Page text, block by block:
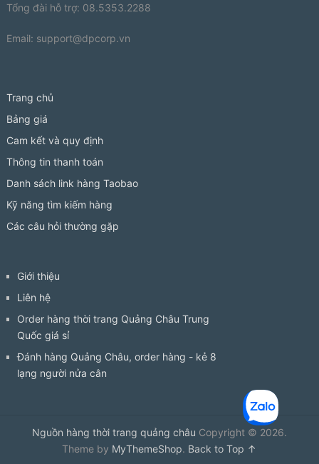
Tổng đài hỗ trợ: 08.5353.2288
Email: support@dpcorp.vn
Trang chủ
Bảng giá
Cam kết và quy định
Thông tin thanh toán
Danh sách link hàng Taobao
Kỹ năng tìm kiếm hàng
Các câu hỏi thường gặp
Giới thiệu
Liên hệ
Order hàng thời trang Quảng Châu Trung
Quốc giá sỉ
Đánh hàng Quảng Châu, order hàng - kẻ 8
lạng người nửa cân
Nguồn hàng thời trang quảng châu Copyright © 2026.
Theme by MyThemeShop. Back to Top ↑